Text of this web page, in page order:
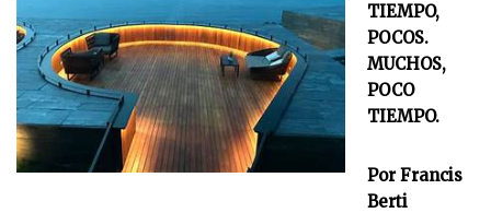
TIEMPO,
POCOS.
MUCHOS,
POCO
TIEMPO.
Por Francis
Berti